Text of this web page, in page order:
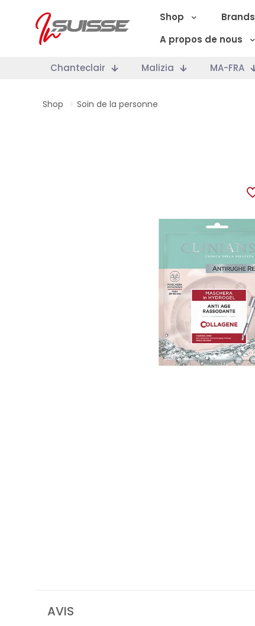
Shop Brands
A propos de nous
Chanteclair Malizia MA-FRA
Shop > Soin de la personne
AVIS